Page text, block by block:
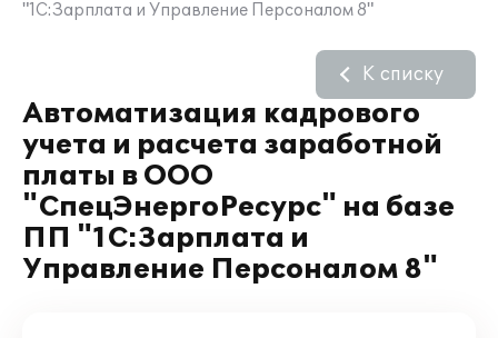
"1С:Зарплата и Управление Персоналом 8"
Автоматизация кадрового
учета и расчета заработной
платы в ООО
"СпецЭнергоРесурс" на базе
ПП "1С:Зарплата и
Управление Персоналом 8"
К списку